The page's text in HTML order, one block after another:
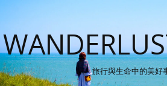
旅行與生命中的美好